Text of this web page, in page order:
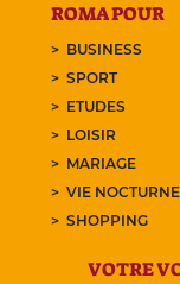
ROMA POUR
BUSINESS
SPORT
ETUDES
LOISIR
MARIAGE
VIE NOCTURNE
SHOPPING
VOTRE